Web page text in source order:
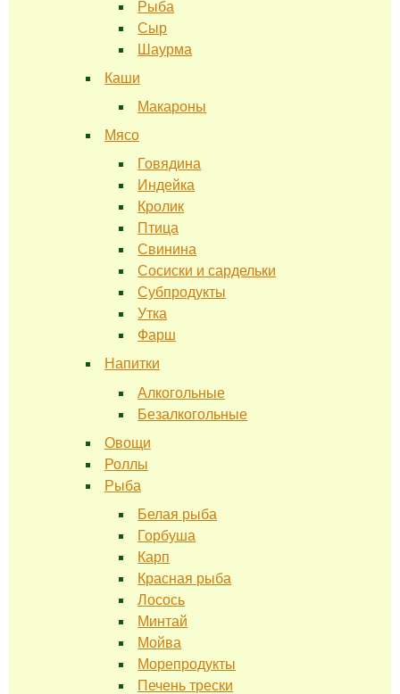
Рыба
Сыр
Шаурма
Каши
Макароны
Мясо
Говядина
Индейка
Кролик
Птица
Свинина
Сосиски и сардельки
Субпродукты
Утка
Фарш
Напитки
Алкогольные
Безалкогольные
Овощи
Роллы
Рыба
Белая рыба
Горбуша
Карп
Красная рыба
Лосось
Минтай
Мойва
Морепродукты
Печень трески